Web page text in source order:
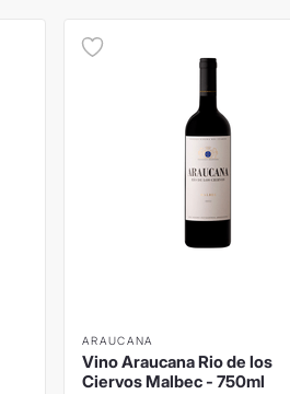
ARAUCANA
Vino Araucana Rio de los
Ciervos Malbec - 750ml